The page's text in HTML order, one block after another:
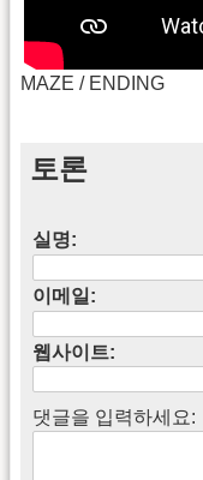
MAZE / ENDING
토론
실명:
이메일:
웹사이트:
댓글을 입력하세요: